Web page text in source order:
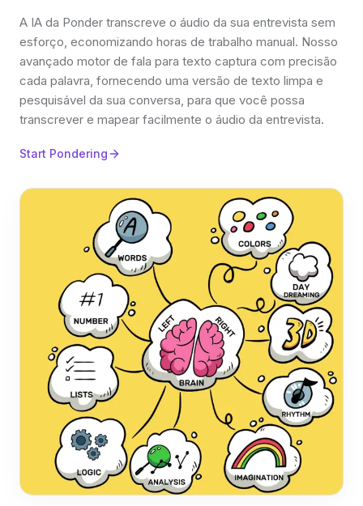
A IA da Ponder transcreve o áudio da sua entrevista sem
esforço, economizando horas de trabalho manual. Nosso
avançado motor de fala para texto captura com precisão
cada palavra, fornecendo uma versão de texto limpa e
pesquisável da sua conversa, para que você possa
transcrever e mapear facilmente o áudio da entrevista.
Start Pondering